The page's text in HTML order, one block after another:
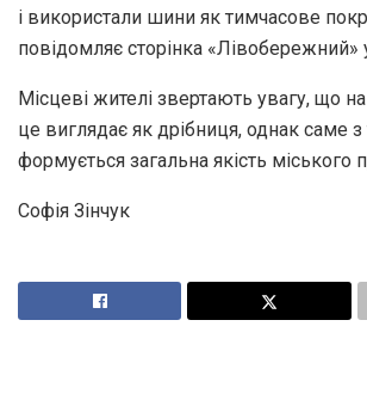
і використали шини як тимчасове
повідомляє сторінка «Лівобережний»
Місцеві жителі звертають увагу, що
це виглядає як дрібниця, однак саме
формується загальна якість міського
Софія Зінчук